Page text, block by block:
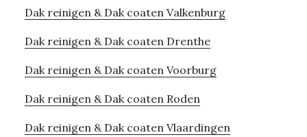
Dak reinigen & Dak coaten Valkenburg
Dak reinigen & Dak coaten Drenthe
Dak reinigen & Dak coaten Voorburg
Dak reinigen & Dak coaten Roden
Dak reinigen & Dak coaten Vlaardingen